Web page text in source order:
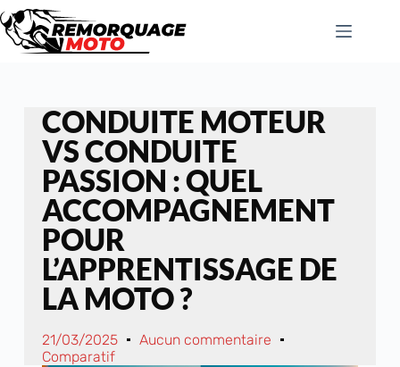
CONDUITE MOTEUR
VS CONDUITE
PASSION : QUEL
ACCOMPAGNEMENT
POUR
L’APPRENTISSAGE DE
LA MOTO ?
21/03/2025
Aucun commentaire
Comparatif